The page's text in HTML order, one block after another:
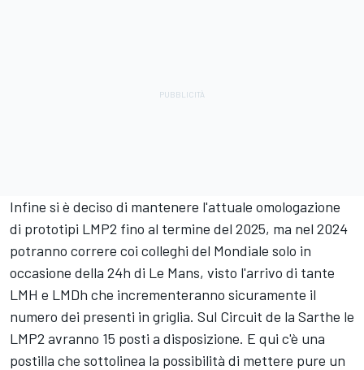
Infine si è deciso di mantenere l'attuale omologazione
di prototipi LMP2 fino al termine del 2025, ma nel 2024
potranno correre coi colleghi del Mondiale solo in
occasione della 24h di Le Mans, visto l'arrivo di tante
LMH e LMDh che incrementeranno sicuramente il
numero dei presenti in griglia. Sul Circuit de la Sarthe le
LMP2 avranno 15 posti a disposizione. E qui c'è una
postilla che sottolinea la possibilità di mettere pure un